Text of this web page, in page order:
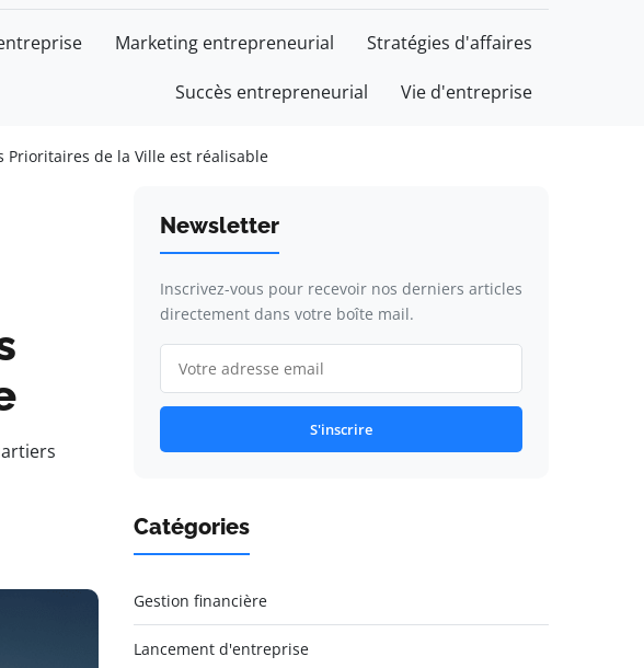
Marketing entrepreneurial Stratégies d'affaires
Succès entrepreneurial Vie d'entreprise
de la Ville est réalisable
Newsletter
Inscrivez-vous pour recevoir nos derniers articles
directement dans votre boîte mail.
S'inscrire
Catégories
Gestion financière
Lancement d'entreprise